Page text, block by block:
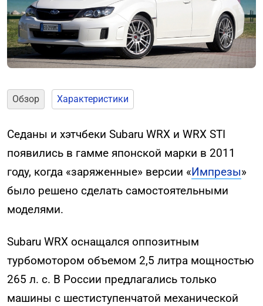
Обзор Характеристики
Седаны и хэтчбеки Subaru WRX и WRX STI
появились в гамме японской марки в 2011
году, когда «заряженные» версии «Импрезы»
было решено сделать самостоятельными
моделями.
Subaru WRX оснащался оппозитным
турбомотором объемом 2,5 литра мощностью
265 л. с. В России предлагались только
машины с шестиступенчатой механической